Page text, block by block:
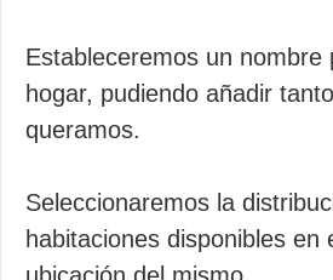
Estableceremos un nombre
hogar, pudiendo añadir
queramos.
Seleccionaremos la
habitaciones disponibles en